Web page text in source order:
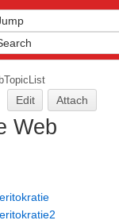
Edit Attach
Web